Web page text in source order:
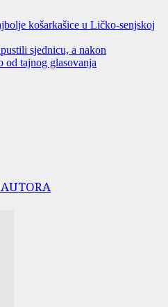
košarkašice u Ličko-senjskoj
sjednicu, a nakon
od tajnog glasovanja